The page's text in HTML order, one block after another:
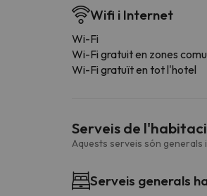
Wifi i Internet
Wi-Fi
Wi-Fi gratuit en zones
Wi-Fi gratuït en tot l'hotel
Serveis de
Aquests serveis són
Serveis generals